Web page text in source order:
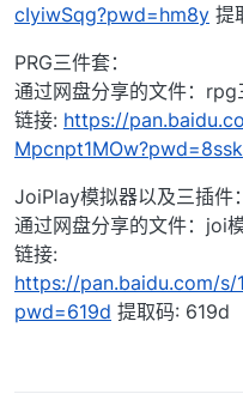
cIyiwSqg?pwd=hm8y 提
PRG三件套：
通过网盘分享的文件：rpg
链接: https://
Mpcnpt1MOw?pwd=8ssk
JoiPlay模拟器以及三插件：
通过网盘分享的文件：joi
链接:
https://pan.baidu.com/s/
pwd=619d 提取码: 619d